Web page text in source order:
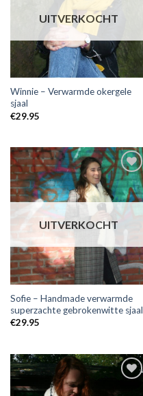
UITVERKOCHT
Winnie – Verwarmde okergele
sjaal
€29.95
Toevoegen
aan
wensenlijst
UITVERKOCHT
Sofie – Handmade verwarmde
superzachte gebrokenwitte sjaal
€29.95